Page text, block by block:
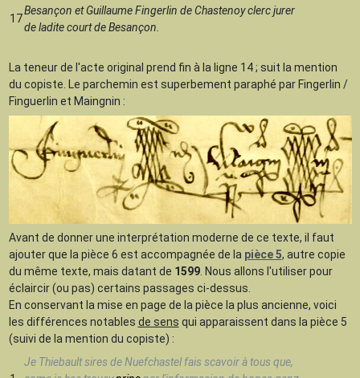
17
Besançon et Guillaume Fingerlin de Chastenoy clerc jurer
de ladite court de Besançon.
La teneur de l'acte original prend fin à la ligne 14 ; suit la mention
du copiste. Le parchemin est superbement paraphé par Fingerlin /
Finguerlin et Maingnin :
Avant de donner une interprétation moderne de ce texte, il faut
ajouter que la pièce 6 est accompagnée de la pièce 5, autre copie
du même texte, mais datant de 1599. Nous allons l'utiliser pour
éclaircir (ou pas) certains passages ci-dessus.
En conservant la mise en page de la pièce la plus ancienne, voici
les différences notables de sens qui apparaissent dans la pièce 5
(suivi de la mention du copiste) :
Je Thiebault sires de Nuefchastel fais scavoir à tous que,